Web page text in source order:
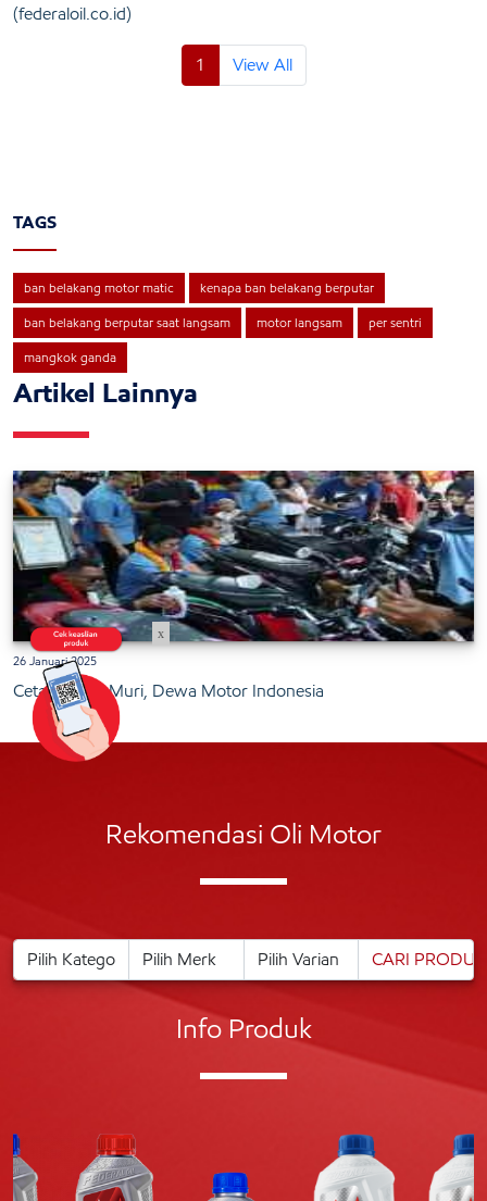
(federaloil.co.id)
1 View All
TAGS
ban belakang motor matic kenapa ban belakang berputar
ban belakang berputar saat langsam motor langsam per sentri
mangkok ganda
Artikel Lainnya
26 Januari 2025
Cetak Rekor Muri, Dewa Motor Indonesia
Rekomendasi Oli Motor
Info Produk
x